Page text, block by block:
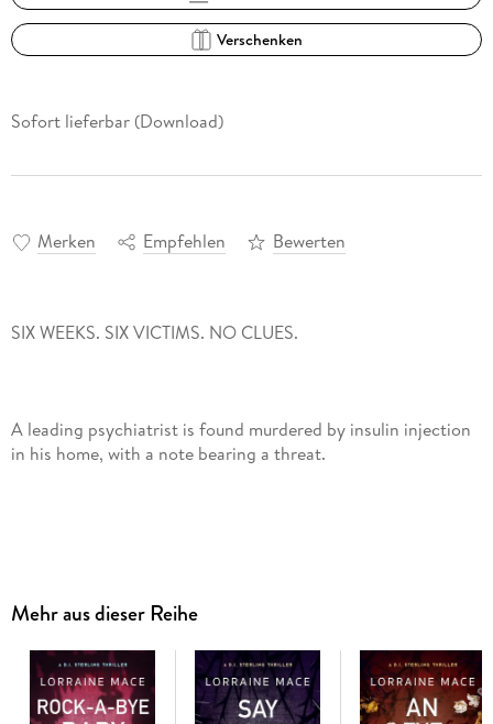
Verschenken
Sofort lieferbar (Download)
Merken Empfehlen Bewerten
A leading psychiatrist is found murdered by insulin injection
Detective Inspector Paolo Sterling and his team find
themselves in a race against time to stop a killer from
Mehr aus dieser Reihe